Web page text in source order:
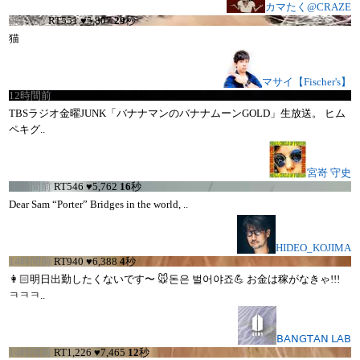
カマたく@CRAZE
9時間前 RT551♥5,80729秒
猫
マサイ【Fischer's】
12時間前
TBSラジオ金曜JUNK「バナナマンのバナナムーンGOLD」生放送。 ヒム
ペキグ..
宮嵜 守史
13時間前 RT546♥5,762 16秒
Dear Sam “Porter” Bridges in the world, ..
HIDEO_KOJIMA
14時間前 RT940♥6,3884秒
👩🏻明日出勤したくないです〜 🐭돈은 벌어야죠💪 お金は稼がなきゃ!!!
ㅋㅋㅋ..
𝖡‌𝖠‌𝖭‌𝖦‌𝖳‌𝖠‌𝖭 𝖫‌𝖠‌𝖡
14時間前 RT1,226♥7,465 12秒